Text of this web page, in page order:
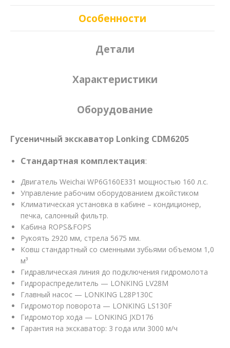
Особенности
Детали
Характеристики
Оборудование
Гусеничный экскаватор Lonking CDM6205
Стандартная комплектация:
Двигатель Weichai WP6G160E331 мощностью 160 л.с.
Управление рабочим оборудованием джойстиком
Климатическая установка в кабине – кондиционер,
печка, салонный фильтр.
Кабина ROPS&FOPS
Рукоять 2920 мм, стрела 5675 мм.
Ковш стандартный со сменными зубьями объемом 1,0
м³
Гидравлическая линия до подключения гидромолота
Гидрораспределитель — LONKING LV28M
Главный насос — LONKING L28P130C
Гидромотор поворота — LONKING LS130F
Гидромотор хода — LONKING JXD176
Гарантия на экскаватор: 3 года или 3000 м/ч